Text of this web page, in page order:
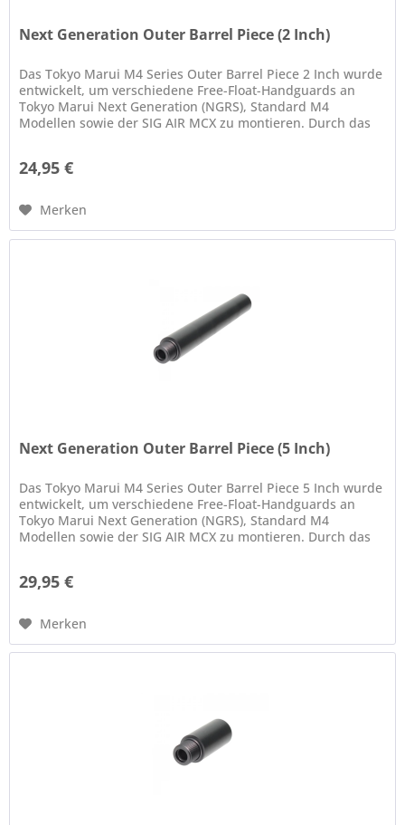
Next Generation Outer Barrel Piece (2 Inch)
Das Tokyo Marui M4 Series Outer Barrel Piece 2 Inch wurde
entwickelt, um verschiedene Free-Float-Handguards an
Tokyo Marui Next Generation (NGRS), Standard M4
Modellen sowie der SIG AIR MCX zu montieren. Durch das
24,95 €
Merken
Next Generation Outer Barrel Piece (5 Inch)
Das Tokyo Marui M4 Series Outer Barrel Piece 5 Inch wurde
entwickelt, um verschiedene Free-Float-Handguards an
Tokyo Marui Next Generation (NGRS), Standard M4
Modellen sowie der SIG AIR MCX zu montieren. Durch das
29,95 €
Merken